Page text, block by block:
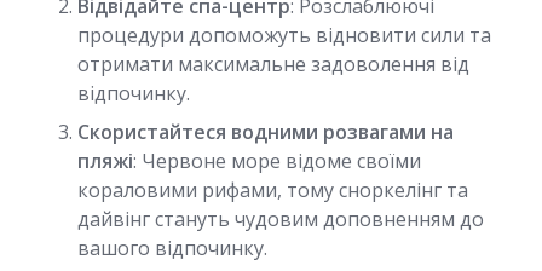
Відвідайте спа-центр: Розслаблюючі
процедури допоможуть відновити сили та
отримати максимальне задоволення від
відпочинку.
Скористайтеся водними розвагами на
пляжі: Червоне море відоме своїми
кораловими рифами, тому сноркелінг та
дайвінг стануть чудовим доповненням до
вашого відпочинку.